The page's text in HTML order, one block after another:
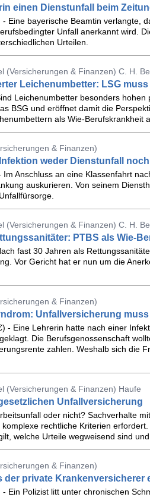
einen Dienstunfall beim
- Eine bayerische Beamtin verlangte,
Unfall anerkannt wird.
Urteilen.
(Versicherungen & Finanzen) C. H.
Leichenumbetter: LSG
Lei­chen­um­bet­ter be­son­ders
BSG und er­öff­net damit die
als Wie-Be­rufs­krank­heit
& Finanzen)
weder Dienstunfall
Im Anschluss an eine Klassenfahrt
auskurieren. Von seinem
(Versicherungen & Finanzen) C. H.
PTBS als Wie-
fast 30 Jah­ren als
Vor Ge­richt hat er nun um die
& Finanzen)
Unfallversicherung
- Eine Lehrerin hatte nach einer
Die Berufsgenossenschaft
zahlen. Weshalb sich die
(Versicherungen & Finanzen) Haufe
Unfallversicherung
oder nicht? Sachverhalte
rechtliche Kriterien
welche Urteile wegweisend sind
& Finanzen)
der private
Ein Polizist litt unter chronischen